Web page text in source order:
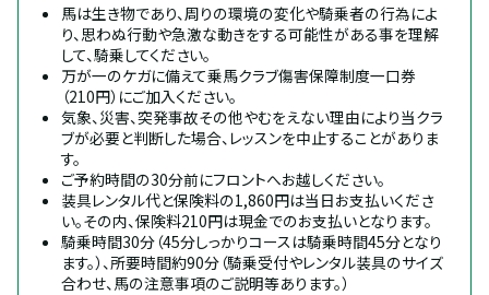
馬は生き物であり、周りの環境の変化や騎乗者の行為によ
り、思わぬ行動や急激な動きをする可能性がある事を理解
して、騎乗してください。
万が一のケガに備えて乗馬クラブ傷害保障制度一口券
（210円）にご加入ください。
気象、災害、突発事故その他やむをえない理由により当クラ
ブが必要と判断した場合、レッスンを中止することがありま
す。
ご予約時間の30分前にフロントへお越しください。
装具レンタル代と保険料の1,860円は当日お支払いくださ
い。その内、保険料210円は現金でのお支払いとなります。
騎乗時間30分（45分しっかりコースは騎乗時間45分となり
ます。）、所要時間約90分（騎乗受付やレンタル装具のサイズ
合わせ、馬の注意事項のご説明等あります。）